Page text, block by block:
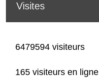
Visites
6479594 visiteurs
165 visiteurs en ligne